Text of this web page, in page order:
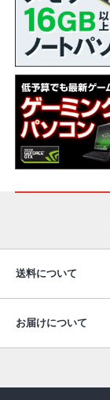
送料について
お届けについて